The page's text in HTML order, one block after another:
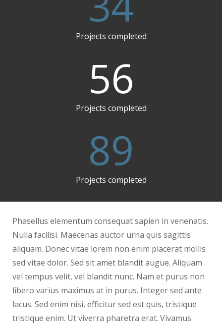
Projects completed
56
Projects completed
89
Projects completed
Phasellus elementum consequat sapien in venenatis.
Nulla facilisi. Maecenas auctor urna quis sagittis
aliquam. Donec vitae lorem non enim placerat mollis
sed vitae dolor. Sed sit amet blandit augue. Aliquam
vel tempus velit, vel blandit nunc. Nam et purus non
libero varius maximus at in purus. Integer sed ante
lacus. Sed enim nisi, efficitur sed est quis, tristique
tristique enim. Ut viverra pharetra erat. Vivamus